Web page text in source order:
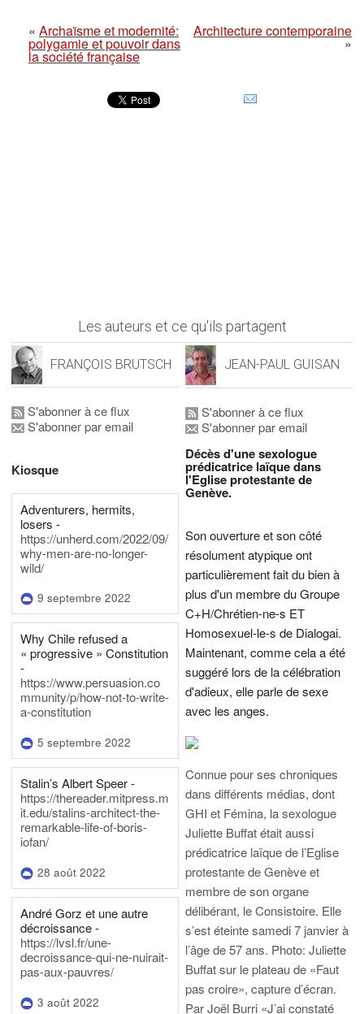
« Archaïsme et modernité:
polygamie et pouvoir dans
la société française
Architecture contemporaine
»
Les auteurs et ce qu'ils partagent
FRANÇOIS BRUTSCH
S'abonner à ce flux
S'abonner par email
Kiosque
Adventurers, hermits,
losers -
https://unherd.com/2022/09/
why-men-are-no-longer-
wild/
9 septembre 2022
Why Chile refused a
« progressive » Constitution
-
https://www.persuasion.co
mmunity/p/how-not-to-write-
a-constitution
5 septembre 2022
Stalin’s Albert Speer -
https://thereader.mitpress.m
it.edu/stalins-architect-the-
remarkable-life-of-boris-
iofan/
28 août 2022
André Gorz et une autre
décroissance -
https://lvsl.fr/une-
decroissance-qui-ne-nuirait-
pas-aux-pauvres/
3 août 2022
JEAN-PAUL GUISAN
S'abonner à ce flux
S'abonner par email
Décès d'une sexologue
prédicatrice laïque dans
l'Eglise protestante de
Genève.
Son ouverture et son côté
résolument atypique ont
particulièrement fait du bien à
plus d'un membre du Groupe
C+H/Chrétien-ne-s ET
Homosexuel-le-s de Dialogai.
Maintenant, comme cela a été
suggéré lors de la célébration
d'adieux, elle parle de sexe
avec les anges.
Connue pour ses chroniques
dans différents médias, dont
GHI et Fémina, la sexologue
Juliette Buffat était aussi
prédicatrice laïque de l’Eglise
protestante de Genève et
membre de son organe
délibérant, le Consistoire. Elle
s’est éteinte samedi 7 janvier à
l’âge de 57 ans. Photo: Juliette
Buffat sur le plateau de «Faut
pas croire», capture d’écran.
Par Joël Burri «J’ai constaté